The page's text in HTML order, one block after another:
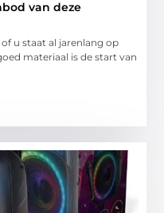
van deze
u staat al jarenlang op
materiaal is de start van